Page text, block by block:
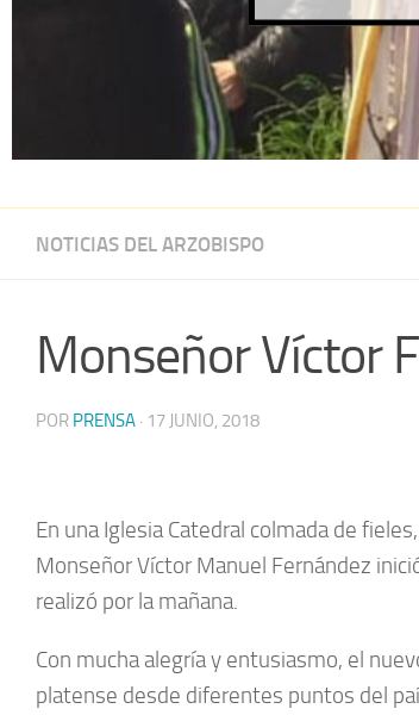
NOTICIAS DEL ARZOBISPO
Monseñor Víctor
POR PRENSA · 17 JUNIO, 2018
En una Iglesia Catedral colmada de
Monseñor Víctor Manuel Fernández
realizó por la mañana.
Con mucha alegría y entusiasmo, el
platense desde diferentes puntos del